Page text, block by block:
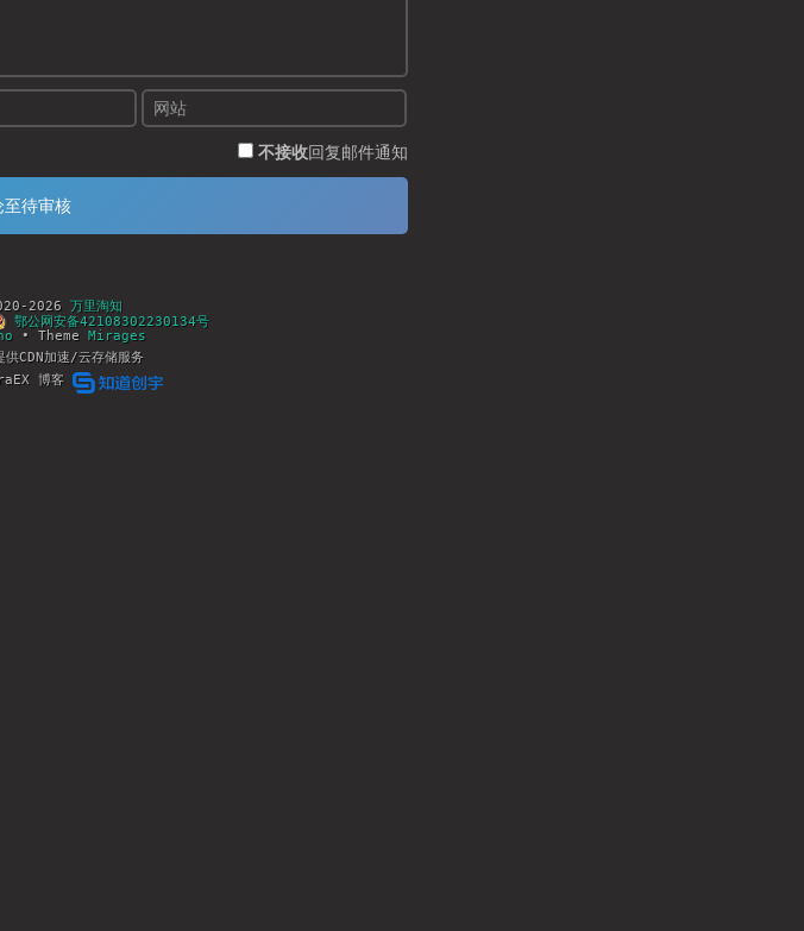
不接收回复邮件通知
2026 万里淘知
鄂公网安备42108302230134号
• Theme Mirages
CDN加速/云存储服务